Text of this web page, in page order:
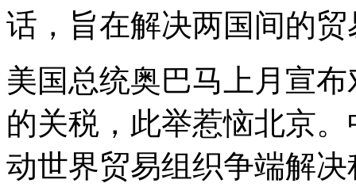
话，旨在解决两国间的
美国总统奥巴马上月宣
的关税，此举惹恼北京
动世界贸易组织争端解